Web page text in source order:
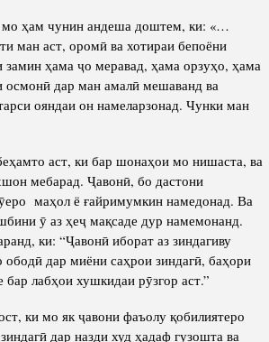
ҳам чунин андеша доштем, ки: «…
ман аст, оромӣ ва хотираи бепоёни
ҳама ҷо меравад, ҳама орзуҳо, ҳама
осмонӣ дар ман амалӣ мешаванд ва
ояндаи он намеларзонад. Чунки ман
аст, ки бар шонаҳои мо нишаста, ва
мебарад. Ҷавонӣ, бо дастони
маҳол ё ғайримумкин намедонад. Ва
ӯ аз ҳеҷ мақсаде дур намемонанд.
ки: “Ҷавонӣ иборат аз зиндагиву
ободӣ дар миёни саҳрои зиндагӣ, баҳори
бар лабҳои хушкидаи рӯзгор аст.”
ки мо як ҷавони фаъолу қобилиятеро
дар назди худ ҳадаф гузошта ва